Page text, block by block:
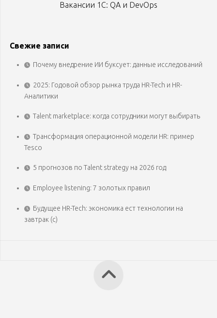
Вакансии 1С: QA и DevOps
Свежие записи
Почему внедрение ИИ буксует: данные исследований
2025: Годовой обзор рынка труда HR-Tech и HR-
Аналитики
Talent marketplace: когда сотрудники могут выбирать
Трансформация операционной модели HR: пример
Tesco
5 прогнозов по Talent strategy на 2026 год
Employee listening: 7 золотых правил
Будущее HR-Tech: экономика ест технологии на
завтрак (с)